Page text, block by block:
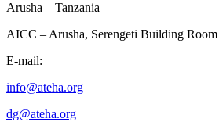
Arusha – Tanzania
AICC – Arusha, Serengeti Building
E-mail:
info@ateha.org
dg@ateha.org